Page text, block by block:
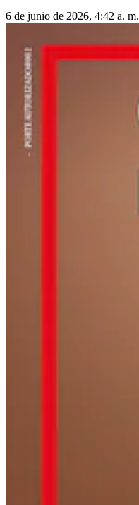
6 de junio de 2026, 4:42 a. m.